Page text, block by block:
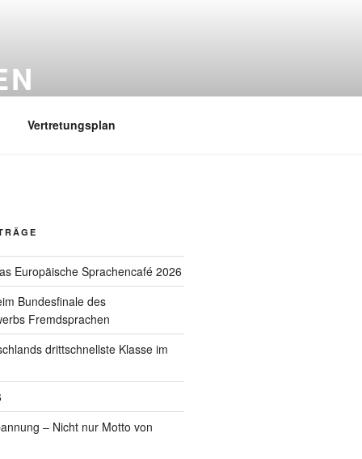
Vertretungsplan
Europäische Sprachencafé 2026
Bundesfinale des
Fremdsprachen
drittschnellste Klasse im
– Nicht nur Motto von